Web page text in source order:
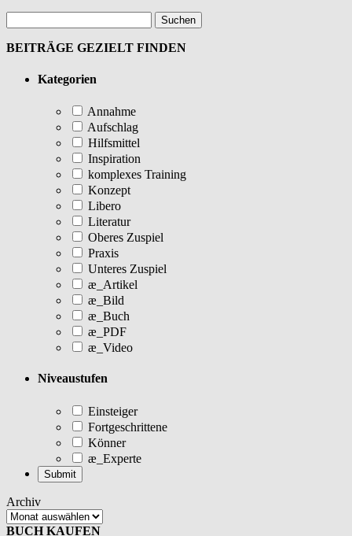
BEITRÄGE GEZIELT FINDEN
Kategorien
Annahme
Aufschlag
Hilfsmittel
Inspiration
komplexes Training
Konzept
Libero
Literatur
Oberes Zuspiel
Praxis
Unteres Zuspiel
æ_Artikel
æ_Bild
æ_Buch
æ_PDF
æ_Video
Niveaustufen
Einsteiger
Fortgeschrittene
Könner
æ_Experte
Archiv
BUCH KAUFEN